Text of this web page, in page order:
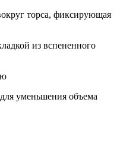
торса, фиксирующая
из вспененного
уменьшения объема